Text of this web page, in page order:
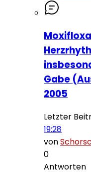
Gabe
2005
Letzter
19:28
von
0
Antworten